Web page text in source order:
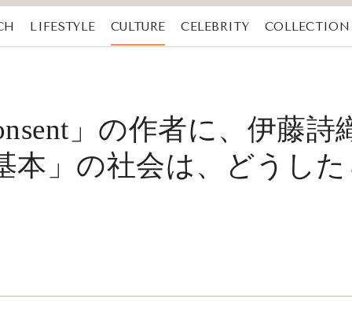
LIFESTYLE CULTURE CELEBRITY COLLECTION
」の作者に、伊藤
本」の社会は、どうし